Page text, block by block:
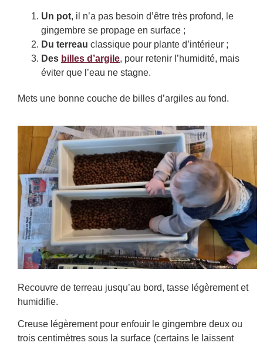
Un pot, il n’a pas besoin d’être très profond, le
gingembre se propage en surface ;
Du terreau classique pour plante d’intérieur ;
Des billes d’argile, pour retenir l’humidité, mais
éviter que l’eau ne stagne.
Mets une bonne couche de billes d’argiles au fond.
Recouvre de terreau jusqu’au bord, tasse légèrement et
humidifie.
Creuse légèrement pour enfouir le gingembre deux ou
trois centimètres sous la surface (certains le laissent